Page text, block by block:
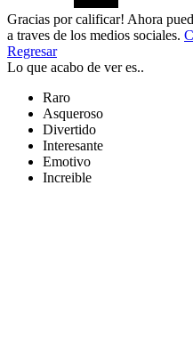
Gracias por calificar! Ahora
a traves de los medios sociales.
Regresar
Lo que acabo de ver es..
Raro
Asqueroso
Divertido
Interesante
Emotivo
Increible